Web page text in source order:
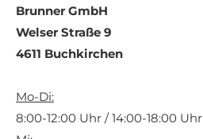
Brunner GmbH
Welser Straße 9
4611 Buchkirchen
Mo-Di:
8:00-12:00 Uhr / 14:00-18:00 Uhr